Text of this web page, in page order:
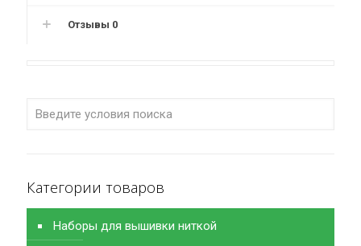
Отзывы 0
Категории товаров
Наборы для вышивки ниткой